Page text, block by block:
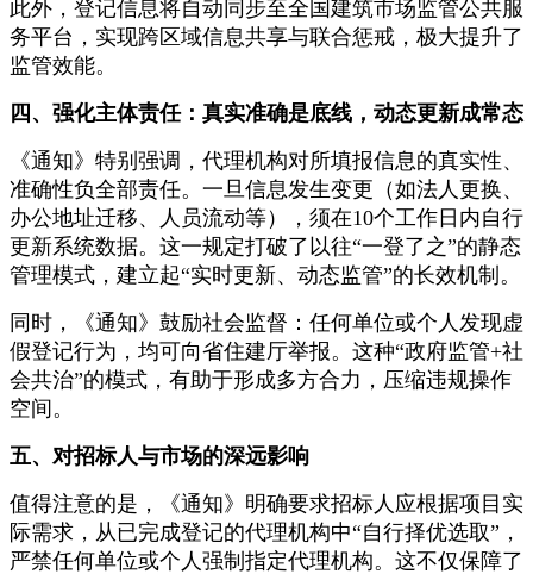
此外，登记信息将自动同步至全国建筑市场监管公共服
务平台，实现跨区域信息共享与联合惩戒，极大提升了
监管效能。
四、强化主体责任：真实准确是底线，动态更新成常态
《通知》特别强调，代理机构对所填报信息的真实性、
准确性负全部责任。一旦信息发生变更（如法人更换、
办公地址迁移、人员流动等），须在10个工作日内自行
更新系统数据。这一规定打破了以往“一登了之”的静态
管理模式，建立起“实时更新、动态监管”的长效机制。
同时，《通知》鼓励社会监督：任何单位或个人发现虚
假登记行为，均可向省住建厅举报。这种“政府监管+社
会共治”的模式，有助于形成多方合力，压缩违规操作
空间。
五、对招标人与市场的深远影响
值得注意的是，《通知》明确要求招标人应根据项目实
际需求，从已完成登记的代理机构中“自行择优选取”，
严禁任何单位或个人强制指定代理机构。这不仅保障了